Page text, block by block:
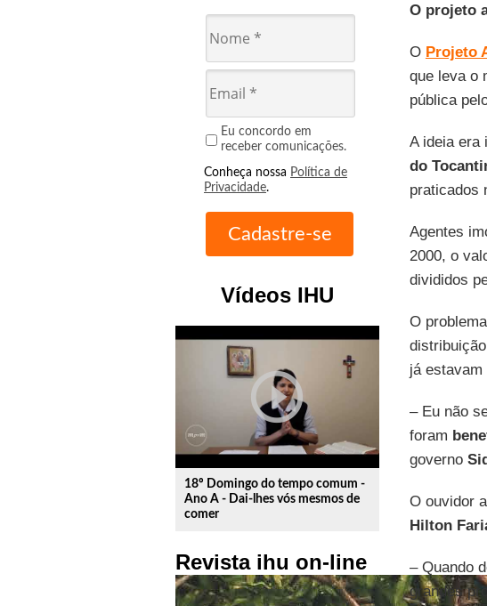
Eu concordo em
receber comunicações.
Conheça nossa Política de
Privacidade.
Vídeos IHU
play_circle_outline
18º Domingo do tempo comum -
Ano A - Dai-lhes vós mesmos de
comer
Revista ihu on-line
O projeto
O Projeto
que leva o
pública
A ideia era
do
praticados
Agentes
2000, o
divididos
O
já estavam
– Eu não
foram
governo
O ouvidor
Hilton
– Quando
grandes